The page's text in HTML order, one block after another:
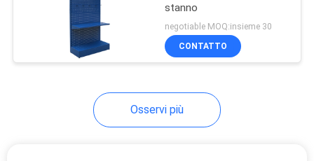
stanno
negotiable MOQ:insieme 30
CONTATTO
Osservi più